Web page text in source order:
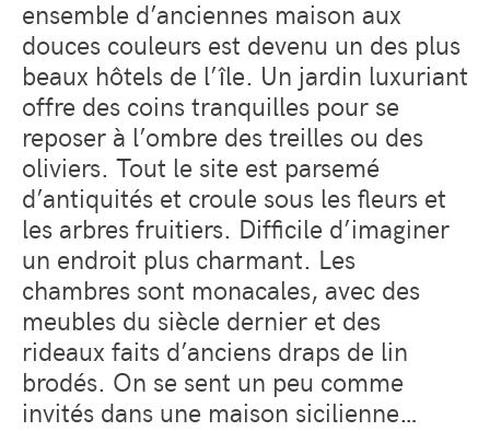
ensemble d’anciennes maison aux
douces couleurs est devenu un des plus
beaux hôtels de l’île. Un jardin luxuriant
offre des coins tranquilles pour se
reposer à l’ombre des treilles ou des
oliviers. Tout le site est parsemé
d’antiquités et croule sous les fleurs et
les arbres fruitiers. Difficile d’imaginer
un endroit plus charmant. Les
chambres sont monacales, avec des
meubles du siècle dernier et des
rideaux faits d’anciens draps de lin
brodés. On se sent un peu comme
invités dans une maison sicilienne…